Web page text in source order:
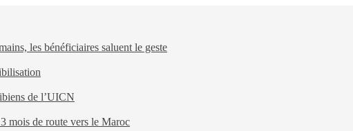
les bénéficiaires saluent le geste
de l’UICN
mois de route vers le Maroc